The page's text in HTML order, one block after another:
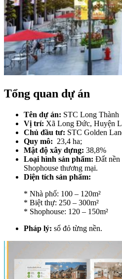
Tổng quan dự án
Tên dự án: STC Long Thành
Vị trí: Xã Long Đức, Huyện
Chủ đầu tư: STC Golden
Quy mô: 23,4 ha;
Mật độ xây dựng: 38,8%
Loại hình sản phẩm: Đất nền
Shophouse thương mại.
Diện tích sản phẩm:
* Nhà phố: 100 – 120m²
* Biệt thự: 250 – 300m²
* Shophouse: 120 – 150m²
Pháp lý: sổ đỏ từng nền.